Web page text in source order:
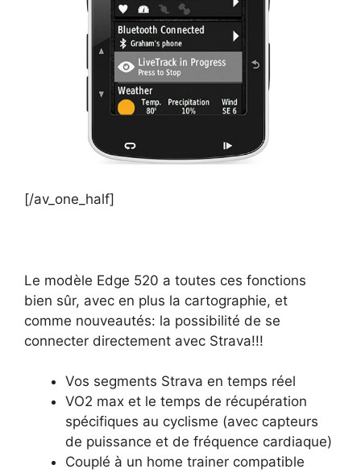
[/av_one_half]
Le modèle Edge 520 a toutes ces fonctions
bien sûr, avec en plus la cartographie, et
comme nouveautés: la possibilité de se
connecter directement avec Strava!!!
Vos segments Strava en temps réel
VO2 max et le temps de récupération
spécifiques au cyclisme (avec capteurs
de puissance et de fréquence cardiaque)
Couplé à un home trainer compatible